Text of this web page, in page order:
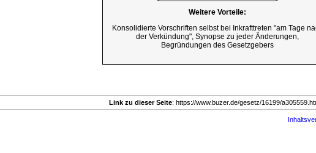
Weitere Vorteile:
Konsolidierte Vorschriften selbst bei Inkrafttreten "am Tage
der Verkündung", Synopse zu jeder Änderungen,
Begründungen des Gesetzgebers
Link zu dieser Seite: https://www.buzer.de/gesetz/16199/